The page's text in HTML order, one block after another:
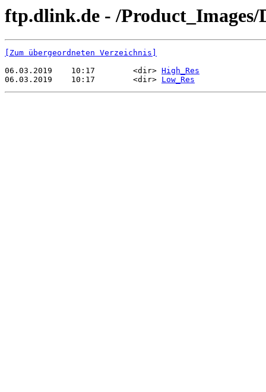
ftp.dlink.de - /
[Zum übergeordneten Verzeichnis]
06.03.2019    10:17        <dir> High_Res
06.03.2019    10:17        <dir> Low_Res